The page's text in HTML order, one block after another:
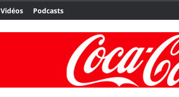
Vidéos Podcasts